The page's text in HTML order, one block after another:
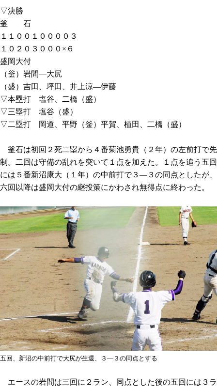
▽決勝
釜 石
１１００１００００３
１０２０３０００×６
盛岡大付
（釡）岩間―大尻
（盛）吉田、坪田、井上涼―伊藤
▽本塁打 塩谷、二橋（盛）
▽三塁打 塩谷（盛）
▽二塁打 岡道、平野（釡）平賀、植田、二橋（盛）
釜石は初回２死二塁から４番菊池勇貴（２年）の左前打で先
制。二回は守備の乱れを突いて１点を加えた。１点を追う五回
には５番新沼康大（１年）の中前打で３―３の同点としたが、
六回以降は盛岡大付の継投策にかわされ無得点に終わった。
五回、新沼の中前打で大尻が生還、３—３の同点とする
エースの岩間は三回に２ラン、同点とした後の五回には３ラ